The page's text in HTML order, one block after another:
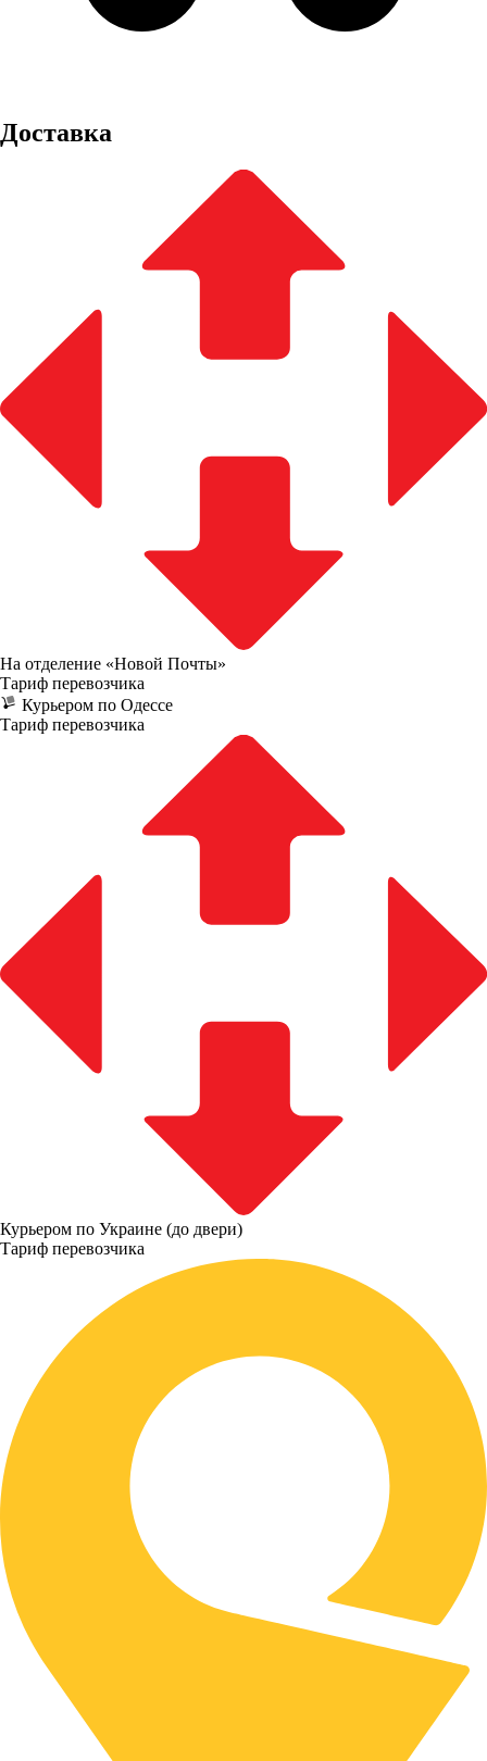
Доставка
На отделение «Новой Почты»
Тариф перевозчика
Курьером по Одессе
Тариф перевозчика
Курьером по Украине (до двери)
Тариф перевозчика